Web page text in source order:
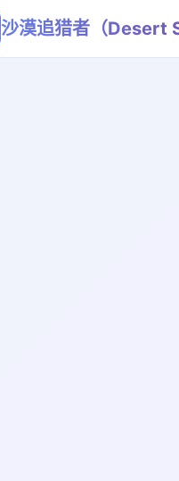
沙漠追猎者（Desert